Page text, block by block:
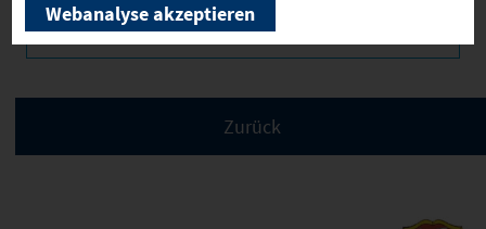
Aktuelle Bauleitplanverfahren
Webanalyse akzeptieren